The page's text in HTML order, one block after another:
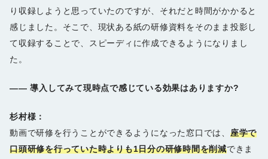
り収録しようと思っていたのですが、それだと時間がかかると
感じました。そこで、現状ある紙の研修資料をそのまま投影し
て収録することで、スピーディに作成できるようになりまし
た。
―― 導入してみて現時点で感じている効果はありますか?
杉村様：
動画で研修を行うことができるようになった窓口では、 座学で
口頭研修を行っていた時よりも1日分の研修時間を削減できま